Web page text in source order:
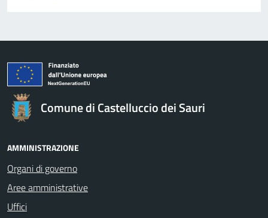
Comune di Castelluccio dei Sauri
AMMINISTRAZIONE
Organi di governo
Aree amministrative
Uffici